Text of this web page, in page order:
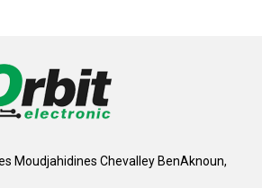
Moudjahidines Chevalley BenAknoun,